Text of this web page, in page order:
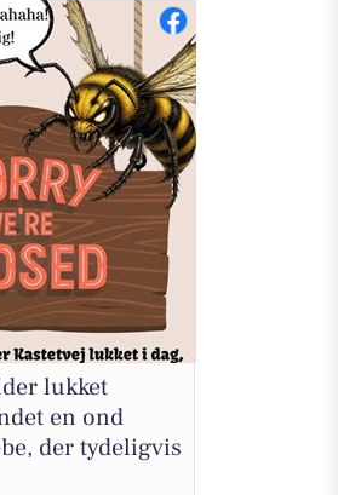
lukket
en ond
der tydeligvis